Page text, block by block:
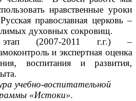
нравственные уроки
православная церковь –
духовных сокровищ.
этап (2007-2011 г.г.) –
и экспертная оценка
воспитания и развития,
учебно-воспитательной
«Истоки».